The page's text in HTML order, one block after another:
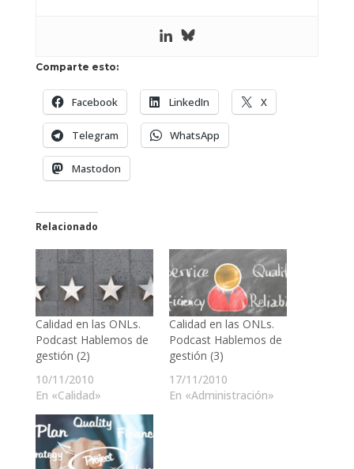
Comparte esto:
Facebook LinkedIn X
Telegram WhatsApp
Mastodon
Relacionado
Calidad en las ONLs.
Podcast Hablemos de
gestión (2)
10/11/2010
En «Calidad»
Calidad en las ONLs.
Podcast Hablemos de
gestión (3)
17/11/2010
En «Administración»